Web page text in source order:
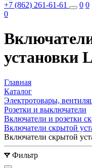
+7 (862) 261-61-61 0 0
0
установки
Главная
Каталог
Электротовары,
Розетки и выключатели
Включатели и розетки
Включатели скрытой
Включатели скрытой
Фильтр